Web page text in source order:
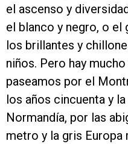
el ascenso y
el blanco y negro, o el
los brillantes y
niños. Pero hay
paseamos por el
los años cincuenta y
Normandía, por las
metro y la gris Europa